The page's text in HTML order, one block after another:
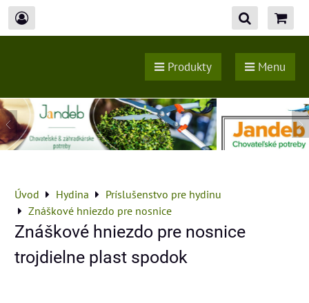
Produkty Menu
Úvod Hydina
Príslušenstvo pre hydinu
Znáškové hniezdo pre nosnice
Znáškové hniezdo pre nosnice
trojdielne plast spodok